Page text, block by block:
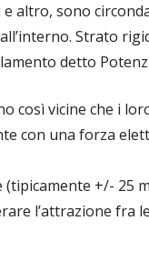
altro, sono
Strato
detto
così vicine che i
con una forza
(tipicamente +/- 25
l’attrazione fra